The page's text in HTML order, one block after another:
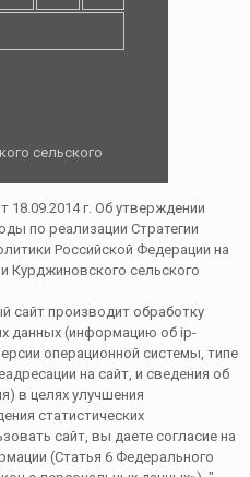
сельского
сайт производит обработку
данных (информацию об ip-
операционной системы, типе
на сайт, и сведения об
в целях улучшения
статистических
сайт, вы даете согласие на
(Статья 6 Федерального